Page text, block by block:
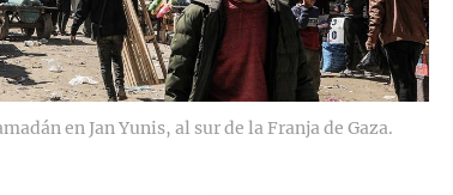
en Jan Yunis, al sur de la Franja de Gaza.